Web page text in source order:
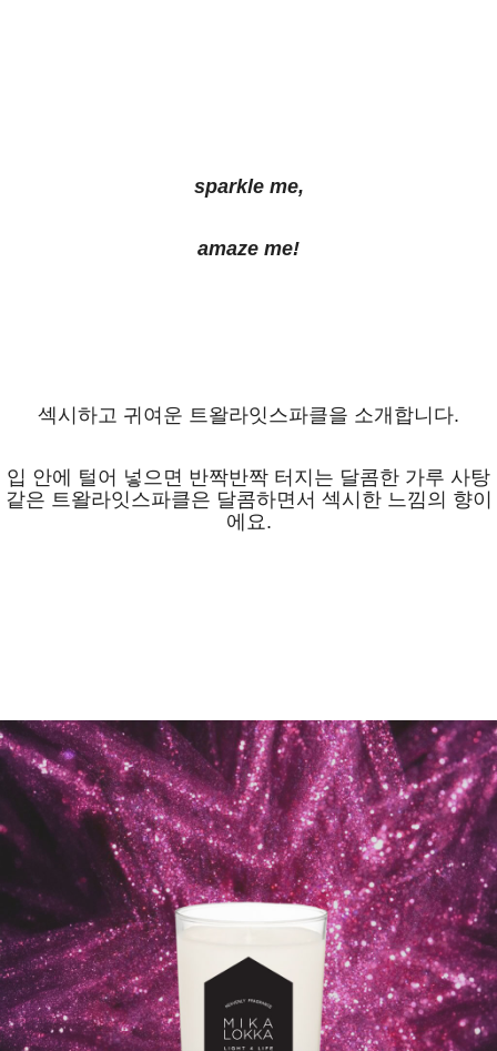
sparkle me,
amaze me!
섹시하고 귀여운 트왈라잇스파클을 소개합니다.
입 안에 털어 넣으면 반짝반짝 터지는 달콤한 가루 사탕
같은 트왈라잇스파클은 달콤하면서 섹시한 느낌의 향이
에요.